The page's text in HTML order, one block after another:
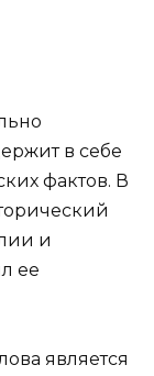
в себе
фактов. В
и
ее
является